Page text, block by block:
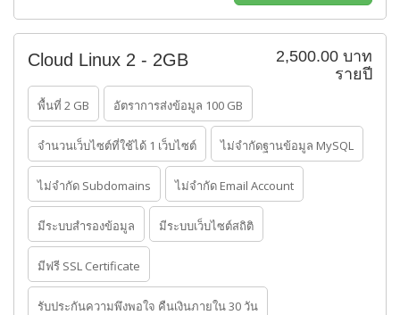
2,500.00 บาท
รายปี
Cloud Linux 2 - 2GB
พื้นที่ 2 GB อัตราการส่งข้อมูล 100 GB
จำนวนเว็บไซต์ที่ใช้ได้ 1 เว็บไซต์ ไม่จำกัดฐานข้อมูล MySQL
ไม่จำกัด Subdomains ไม่จำกัด Email Account
มีระบบสำรองข้อมูล มีระบบเว็บไซต์สถิติ
มีฟรี SSL Certificate
รับประกันความพึงพอใจ คืนเงินภายใน 30 วัน